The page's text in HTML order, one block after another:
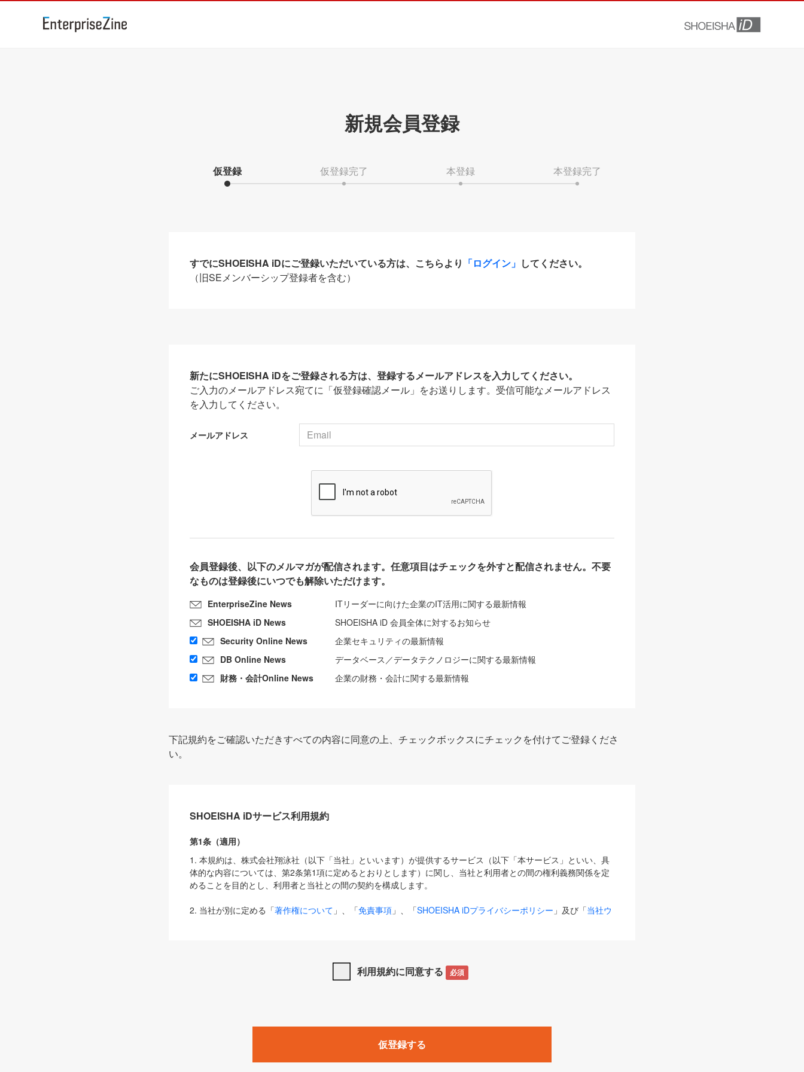
新規会員登録
仮登録 仮登録完了 本登録 本登録完了
すでにSHOEISHA iDにご登録いただいている方は、こちらより 「ログイン」 してください。
（旧SEメンバーシップ登録者を含む）
新たにSHOEISHA iDをご登録される方は、登録するメールアドレスを入力してください。
ご入力のメールアドレス宛てに「仮登録確認メール」をお送りします。受信可能なメールアドレス
を入力してください。
メールアドレス
会員登録後、以下のメルマガが配信されます。任意項目はチェックを外すと配信されません。不要
なものは登録後にいつでも解除いただけます。
EnterpriseZine News
ITリーダーに向けた企業のIT活用に関する最新情報
SHOEISHA iD News
SHOEISHA iD 会員全体に対するお知らせ
Security Online News
企業セキュリティの最新情報
DB Online News
データベース／データテクノロジーに関する最新情報
財務・会計Online News
企業の財務・会計に関する最新情報
下記規約をご確認いただきすべての内容に同意の上、チェックボックスにチェックを付けてご登録くださ
い。
SHOEISHA iDサービス利用規約
第1条（適用）
1. 本規約は、株式会社翔泳社（以下「当社」といいます）が提供するサービス（以下「本サービス」といい、具
体的な内容については、第2条第1項に定めるとおりとします）に関し、当社と利用者との間の権利義務関係を定
めることを目的とし、利用者と当社との間の契約を構成します。
2. 当社が別に定める「著作権について 」、「免責事項 」、「SHOEISHA iDプライバシーポリシー 」及び「当社ウ
は、本規約の規定が優先して適用されるものとします。
1. 「本サービス」とは、当社が提供する以下のサービス（名称や内容が変更された場合、変更後のサービスを含
みます）及びこれらサービスに関連して当社が実施するイベントやキャンペーンをいいます。
「SEBook」「SEShop」「CodeZine」「MarkeZine」「EnterpriseZine」「ECzine」「Biz/Zine」「HRzine」
利用規約に同意する 必須
仮登録する